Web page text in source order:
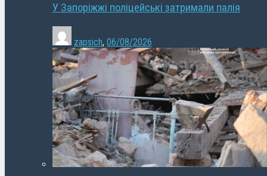
У Запоріжжі поліцейські затримали палія
zapsich, 06/08/2026